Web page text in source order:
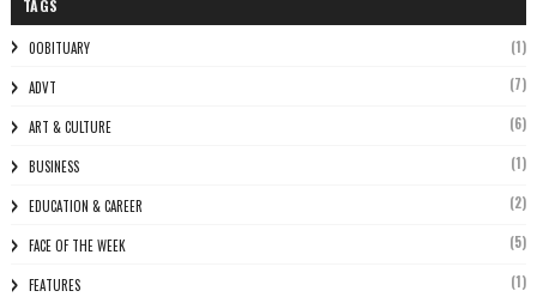
TAGS
0OBITUARY (1)
ADVT (7)
ART & CULTURE (6)
BUSINESS (1)
EDUCATION & CAREER (2)
FACE OF THE WEEK (5)
FEATURES (1)